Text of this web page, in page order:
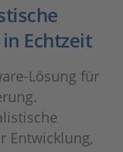
Echtzeit
Lösung für
Entwicklung,